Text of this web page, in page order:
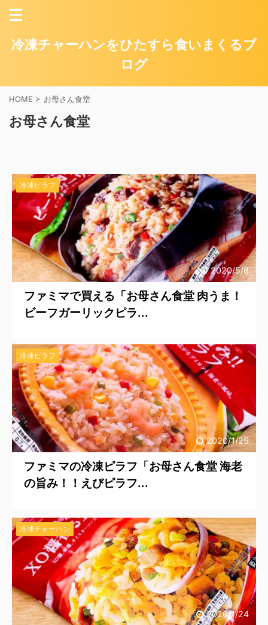
冷凍チャーハンをひたすら食いまくるブ
ログ
HOME > お母さん食堂
お母さん食堂
2020/5/8
冷凍ピラフ
ファミマで買える「お母さん食堂 肉うま！
ビーフガーリックピラ...
2020/1/25
冷凍ピラフ
ファミマの冷凍ピラフ「お母さん食堂 海老
の旨み！！えびピラフ...
2020/1/24
冷凍チャーハン